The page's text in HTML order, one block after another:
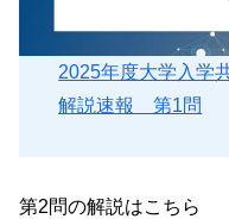
2025年度大学入学
解説速報 第1問
第2問の解説はこちら